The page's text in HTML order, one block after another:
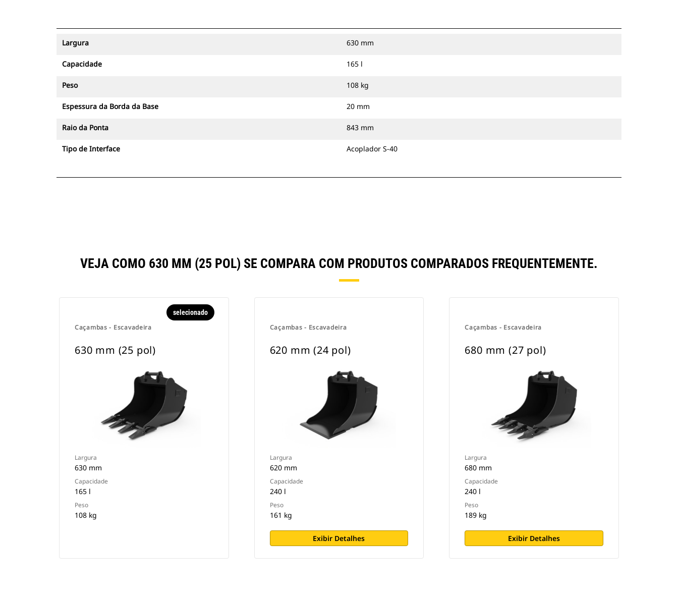
Largura 630 mm
Capacidade 165 l
Peso 108 kg
Espessura da Borda da Base 20 mm
Raio da Ponta 843 mm
Tipo de Interface Acoplador S-40
VEJA COMO 630 MM (25 POL) SE COMPARA COM PRODUTOS COMPARADOS FREQUENTEMENTE.
Caçambas - Escavadeira
selecionado
630 mm (25 pol)
Largura
630 mm
Capacidade
165 l
Peso
108 kg
Caçambas - Escavadeira
620 mm (24 pol)
Largura
620 mm
Capacidade
240 l
Peso
161 kg
Exibir Detalhes
Caçambas - Escavadeira
680 mm (27 pol)
Largura
680 mm
Capacidade
240 l
Peso
189 kg
Exibir Detalhes